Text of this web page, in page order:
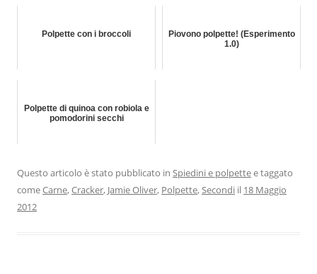
Polpette con i broccoli
Piovono polpette! (Esperimento
1.0)
Polpette di quinoa con robiola e
pomodorini secchi
Questo articolo è stato pubblicato in Spiedini e polpettee taggato
comeCarne,Cracker, Jamie Oliver, Polpette,Secondi il 18 Maggio
2012